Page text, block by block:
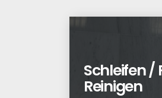
Schleifen /
Reinigen